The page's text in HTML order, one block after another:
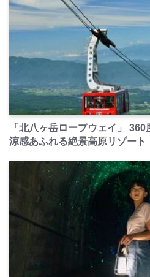
「北八ヶ岳ロープウェイ」
涼感あふれる絶景高原リゾート